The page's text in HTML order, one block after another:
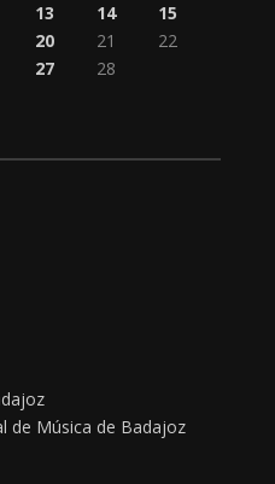
13 14
15
20 21
22
27
28
de Música de Badajoz